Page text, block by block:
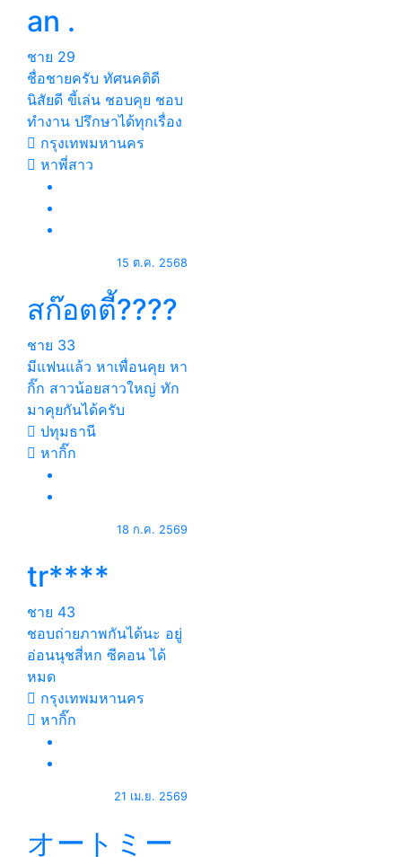
an .
ชาย 29
ชื่อชายครับ ทัศนคติดี
นิสัยดี ขี้เล่น ชอบคุย ชอบ
ทำงาน ปรึกษาได้ทุกเรื่อง
กรุงเทพมหานคร
หาพี่สาว
15 ต.ค. 2568
สก๊อตตี้????
ชาย 33
มีแฟนแล้ว หาเพื่อนคุย หา
กิ๊ก สาวน้อยสาวใหญ่ ทัก
มาคุยกันได้ครับ
ปทุมธานี
หากิ๊ก
18 ก.ค. 2569
tr****
ชาย 43
ชอบถ่ายภาพกันได้นะ อยู่
อ่อนนุชสี่หก ซีคอน ได้
หมด
กรุงเทพมหานคร
หากิ๊ก
21 เม.ย. 2569
オートミー